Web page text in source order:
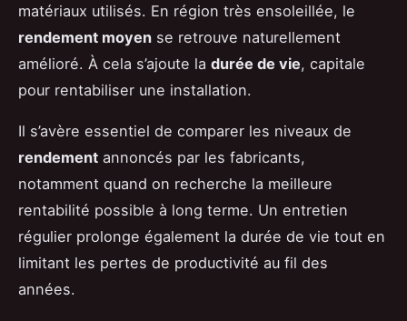
matériaux utilisés. En région très ensoleillée, le
rendement moyen se retrouve naturellement
amélioré. À cela s’ajoute la durée de vie, capitale
pour rentabiliser une installation.
Il s’avère essentiel de comparer les niveaux de
rendement annoncés par les fabricants,
notamment quand on recherche la meilleure
rentabilité possible à long terme. Un entretien
régulier prolonge également la durée de vie tout en
limitant les pertes de productivité au fil des
années.